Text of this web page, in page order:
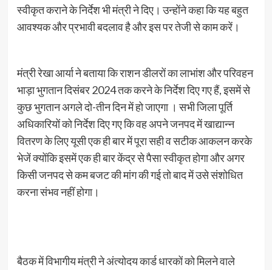
स्वीकृत कराने के निर्देश भी मंत्री ने दिए। उन्होंने कहा कि यह बहुत
आवश्यक और प्रभावी बदलाव है और इस पर तेजी से काम करें।
मंत्री रेखा आर्या ने बताया कि राशन डीलरों का लाभांश और परिवहन
भाड़ा भुगतान दिसंबर 2024 तक करने के निर्देश दिए गए हैं, इसमें से
कुछ भुगतान अगले दो-तीन दिन में हो जाएगा । सभी जिला पूर्ति
अधिकारियों को निर्देश दिए गए कि वह अपने जनपद में खाद्यान्न
वितरण के लिए यूसी एक ही बार में पूरा सही व सटीक आकलन करके
भेजें क्योंकि इसमें एक ही बार केंद्र से पैसा स्वीकृत होगा और अगर
किसी जनपद से कम बजट की मांग की गई तो बाद में उसे संशोधित
करना संभव नहीं होगा।
बैठक में विभागीय मंत्री ने अंत्योदय कार्ड धारकों को मिलने वाले